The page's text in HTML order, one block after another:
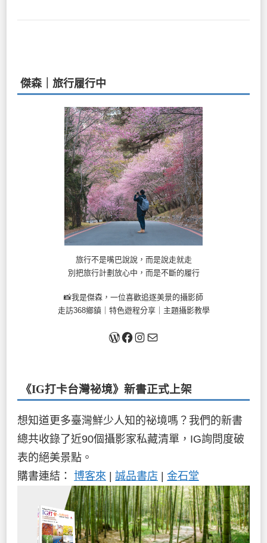
傑森｜旅行履行中
旅行不是嘴巴說說，而是說走就走
別把旅行計劃放心中，而是不斷的履行
📸我是傑森，一位喜歡追逐美景的攝影師
走訪368鄉鎮｜特色遊程分享｜主題攝影教學
關於我Facebook
Instagram
《IG打卡台灣祕境》新書正式上架
想知道更多臺灣鮮少人知的祕境嗎？我們的新書
總共收錄了近90個攝影家私藏清單，IG詢問度破
表的絕美景點。
購書連結： 博客來 | 誠品書店 | 金石堂